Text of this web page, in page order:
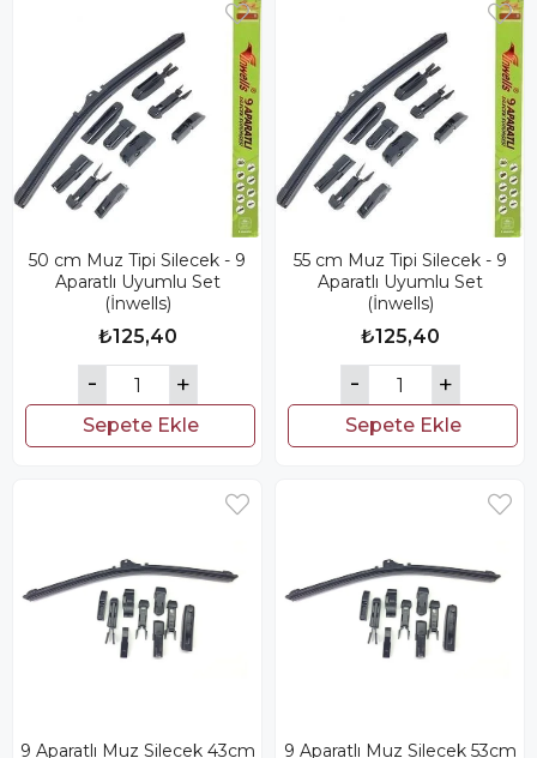
50 cm Muz Tipi Silecek - 9
Aparatlı Uyumlu Set
(İnwells)
₺125,40
Sepete Ekle
55 cm Muz Tipi Silecek - 9
Aparatlı Uyumlu Set
(İnwells)
₺125,40
Sepete Ekle
9 Aparatlı Muz Silecek 43cm
9 Aparatlı Muz Silecek 53cm